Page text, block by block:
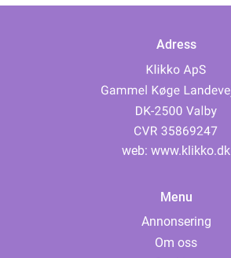
Adress
web: www.klikko.dk
Menu
Annonsering
Om oss